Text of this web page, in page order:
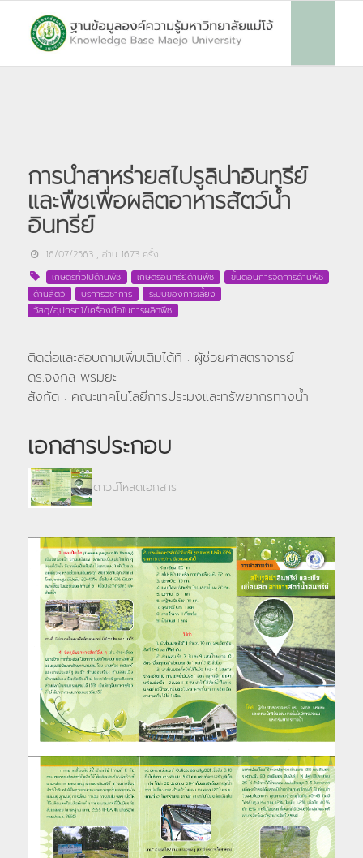
การนำสาหร่ายสไปรูลิน่าอินทรีย์
และพืชเพื่อผลิตอาหารสัตว์น้ำ
อินทรีย์
16/07/2563, อ่าน 1673ครั้ง
เกษตรทั่วไปด้านพืช
เกษตรอินทรีย์ด้านพืช
ขั้นตอนการจัดการด้านพืช
ด้านสัตว์
บริการวิชาการ
ระบบของการเลี้ยง
วัสดุ/อุปกรณ์/เครื่องมือในการผลิตพืช
ติดต่อและสอบถามเพิ่มเติมได้ที่ : ผู้ช่วยศาสตราจารย์
ดร.จงกล พรมยะ
สังกัด : คณะเทคโนโลยีการประมงและทรัพยากรทางน้ำ
เอกสารประกอบ
ดาวน์โหลดเอกสาร